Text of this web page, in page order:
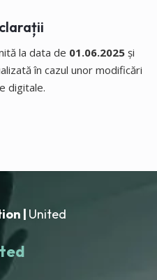
la data de 01.06.2025 și
în cazul unor modificări
digitale.
| United